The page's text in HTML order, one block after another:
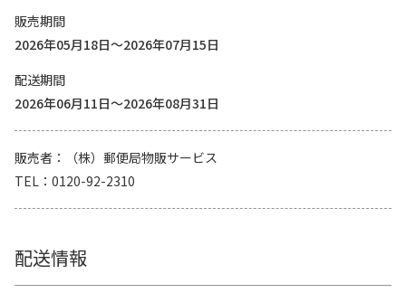
販売期間
2026年05月18日～2026年07月15日
配送期間
2026年06月11日～2026年08月31日
販売者
（株）郵便局物販サービス
TEL
0120-92-2310
配送情報